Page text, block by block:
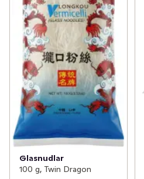
Glasnudlar
100 g, Twin Dragon